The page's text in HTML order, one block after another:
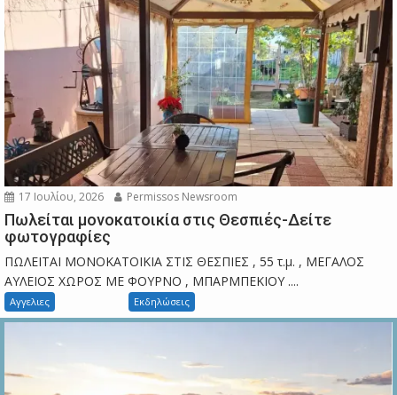
17 Ιουλίου, 2026 Permissos Newsroom
Πωλείται μονοκατοικία στις Θεσπιές-Δείτε
φωτογραφίες
ΠΩΛΕΙΤΑΙ ΜΟΝΟΚΑΤΟΙΚΙΑ ΣΤΙΣ ΘΕΣΠΙΕΣ , 55 τ.μ. , ΜΕΓΑΛΟΣ
ΑΥΛΕΙΟΣ ΧΩΡΟΣ ΜΕ ΦΟΥΡΝΟ , ΜΠΑΡΜΠΕΚΙΟΥ ....
Αγγελιες Εκδηλώσεις